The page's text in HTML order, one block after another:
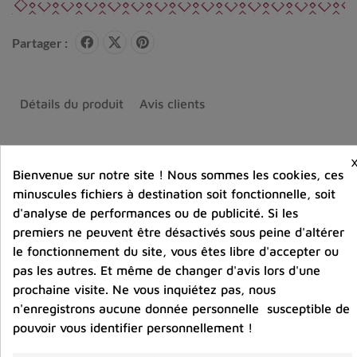
Partager :
Détails du produit Avis clients
Vous aimerez aussi
Bienvenue sur notre site ! Nous sommes les cookies, ces
minuscules fichiers à destination soit fonctionnelle, soit
d'analyse de performances ou de publicité. Si les
premiers ne peuvent être désactivés sous peine d'altérer
le fonctionnement du site, vous êtes libre d'accepter ou
pas les autres. Et même de changer d'avis lors d'une
prochaine visite. Ne vous inquiétez pas, nous
n'enregistrons aucune donnée personnelle susceptible de
pouvoir vous identifier personnellement !